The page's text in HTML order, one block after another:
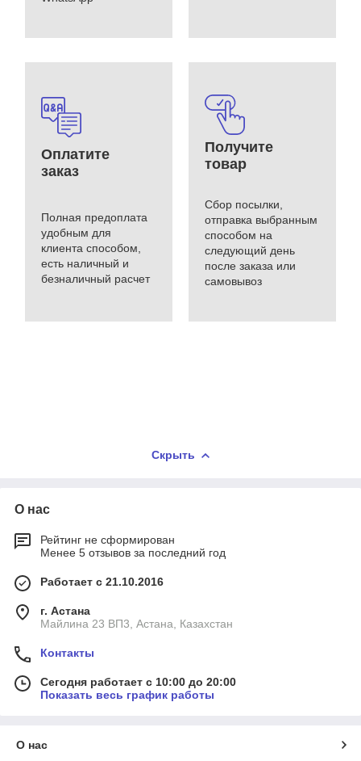
Оплатите
заказ
Полная предоплата
удобным для
клиента способом,
есть наличный и
безналичный расчет
Получите
товар
Сбор посылки,
отправка выбранным
способом на
следующий день
после заказа или
самовывоз
Скрыть
О нас
Рейтинг не сформирован
Менее 5 отзывов за последний год
Работает с 21.10.2016
г. Астана
Майлина 23 ВП3, Астана, Казахстан
Контакты
Сегодня работает с 10:00 до 20:00
Показать весь график работы
О нас